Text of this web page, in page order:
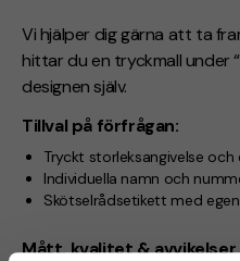
Vi hjälper dig gärna att ta
hittar du en tryckmall under
designen själv.
Tillval på förfrågan:
Tryckt storleksangivelse
Individuella namn och
Skötselrådsetikett med
Mått, kvalitet & avvikelser